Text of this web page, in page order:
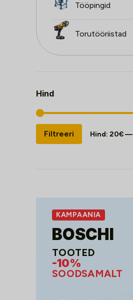
Tööpingid
Torutööriistad
Hind
Minimaalne
hind
Maksimaalne
hind
Filtreeri Hind: 20€—
KAMPAANIA
BOSCHI
TOOTED
-10%
SOODSAMALT